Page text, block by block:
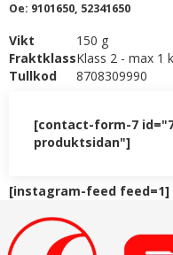
Oe: 9101650, 52341650
Vikt
150 g
FraktklassKlass 2 - max 1
Tullkod
8708309990
[contact-form-7
produktsidan"]
[instagram-feed feed=1]